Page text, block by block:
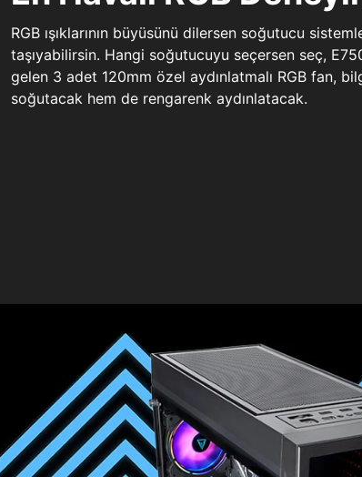
RGB ışıklarının büyüsünü dilersen soğutucu
taşıyabilirsin. Hangi soğutucuyu seçersen seç,
gelen 3 adet 120mm özel aydınlatmalı RGB fan,
soğutacak hem de rengarenk aydınlatacak.